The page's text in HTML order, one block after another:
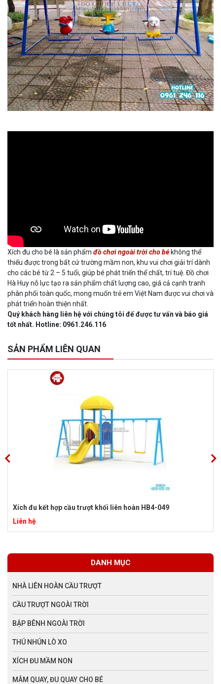
Xích đu cho bé là sản phẩm đồ chơi ngoài trời cho bé không thể
thiếu được trong bất cứ trường mầm non, khu vui chơi giải trí dành
cho các bé từ 2 – 5 tuổi, giúp bé phát triển thể chất, trí tuệ. Đồ chơi
Hà Huy nỗ lực tạo ra sản phẩm chất lượng cao, giá cả cạnh tranh
phân phối toàn quốc, mong muốn trẻ em Việt Nam được vui chơi và
phát triển hoàn thiện nhất.
Quý khách hàng liên hệ với chúng tôi để được tư vấn và báo giá
tốt nhất. Hotline: 0961.246.116
SẢN PHẨM LIÊN QUAN
Xích đu kết hợp cầu trượt khối liên hoàn HB4-049
Liên hệ
DANH MỤC
NHÀ LIÊN HOÀN CẦU TRƯỢT
CẦU TRƯỢT NGOÀI TRỜI
BẬP BÊNH NGOÀI TRỜI
THÚ NHÚN LÒ XO
XÍCH ĐU MẦM NON
MÂM QUAY, ĐU QUAY CHO BÉ